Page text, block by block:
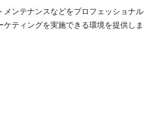
ンテナンスなどをプロフェッショナル
ティングを実施できる環境を提供しま